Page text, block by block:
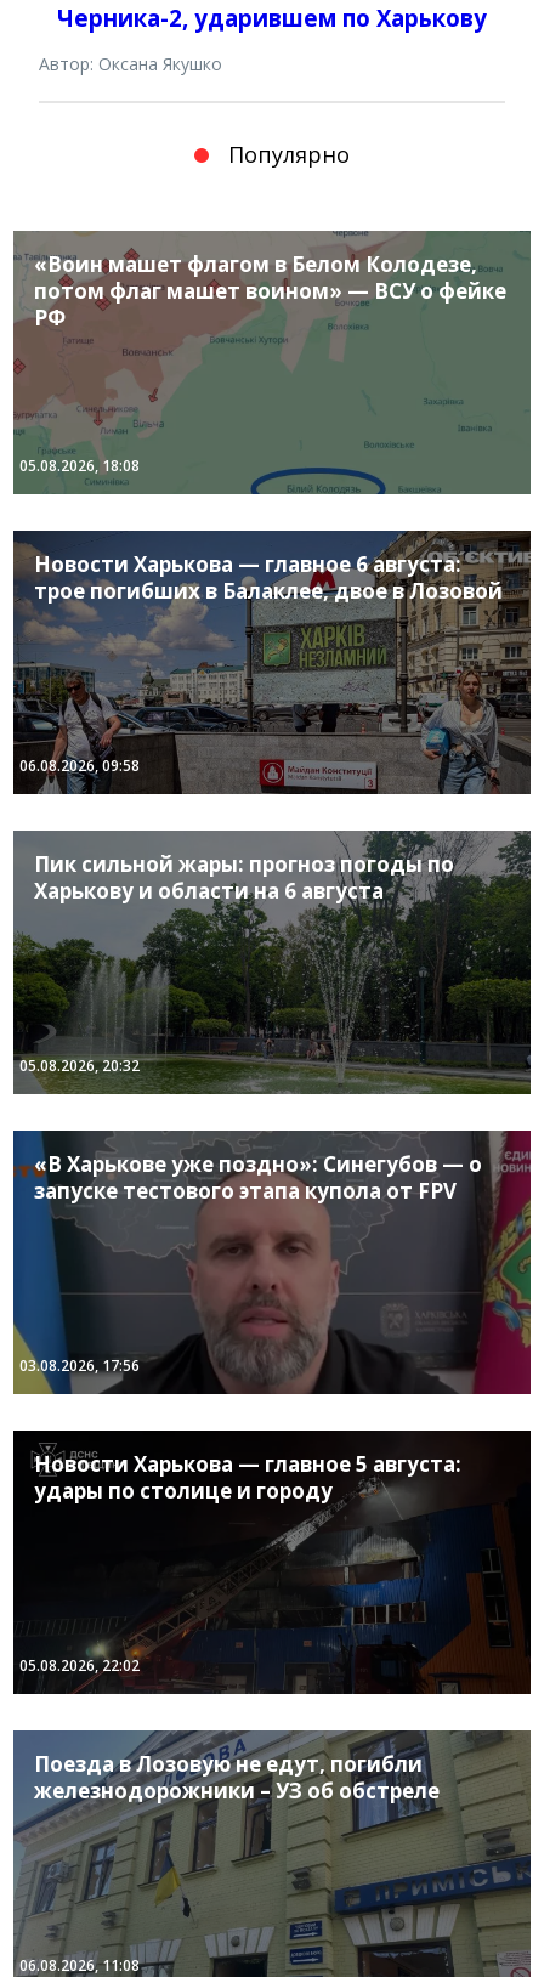
Черника-2, ударившем по Харькову
Автор: Оксана Якушко
Популярно
«Воин машет флагом в Белом Колодезе,
потом флаг машет воином» — ВСУ о фейке
РФ
05.08.2026, 18:08
Новости Харькова — главное 6 августа:
трое погибших в Балаклее, двое в Лозовой
06.08.2026, 09:58
Пик сильной жары: прогноз погоды по
Харькову и области на 6 августа
05.08.2026, 20:32
«В Харькове уже поздно»: Синегубов — о
запуске тестового этапа купола от FPV
03.08.2026, 17:56
Новости Харькова — главное 5 августа:
удары по столице и городу
05.08.2026, 22:02
Поезда в Лозовую не едут, погибли
железнодорожники – УЗ об обстреле
06.08.2026, 11:08